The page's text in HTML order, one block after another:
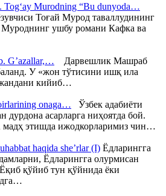
Tog‘ay Murodning “Bu dunyoda…
Тоғай Мурод таваллудининг
Муроднинг ушбу романи Кафка ва
G’azallar,… Дарвешлик Машраб
У «жон тўтисини ишқ ила
жандани кийиб…
onaga… Ўзбек адабиёти
дурдона асарларга ниҳоятда бой.
мадҳ этишда ижодкорларимиз чин…
haqida she’rlar (I) Ёдларингга
Ёдларингга олурмисан
қўйиб тун қўйнида ёки